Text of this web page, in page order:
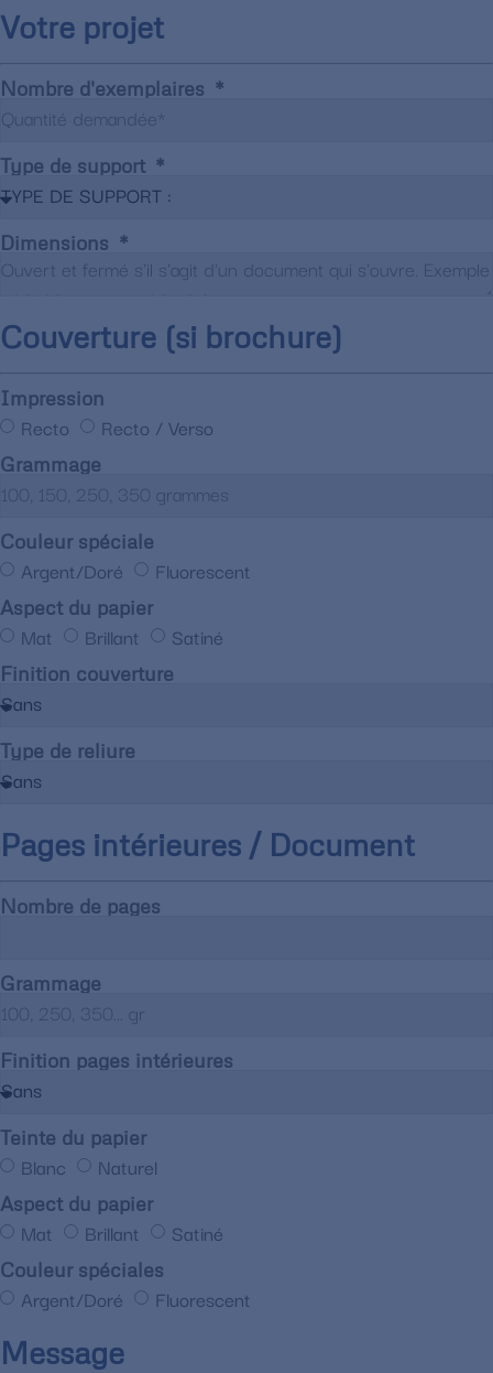
Votre projet
Nombre d'exemplaires
Type de support
Dimensions
Couverture (si brochure)
Impression
Recto Recto / Verso
Grammage
Couleur spéciale
Argent/Doré Fluorescent
Aspect du papier
Mat Brillant Satiné
Finition couverture
Type de reliure
Pages intérieures / Document
Nombre de pages
Grammage
Finition pages intérieures
Teinte du papier
Blanc Naturel
Aspect du papier
Mat Brillant Satiné
Couleur spéciales
Argent/Doré Fluorescent
Message